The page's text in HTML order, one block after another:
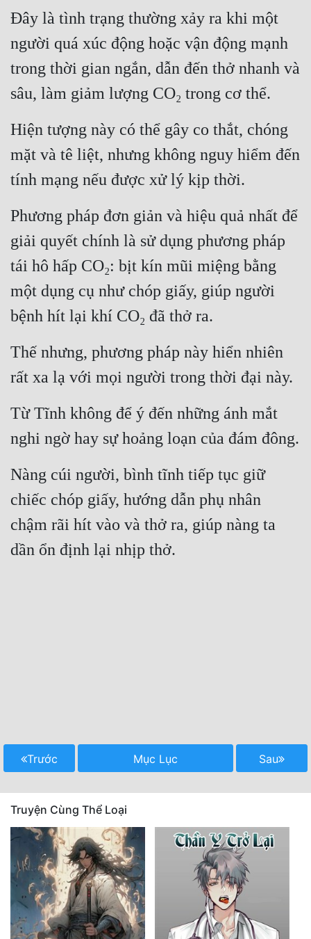
Đây là tình trạng thường xảy ra khi một
người quá xúc động hoặc vận động mạnh
trong thời gian ngắn, dẫn đến thở nhanh và
sâu, làm giảm lượng CO₂ trong cơ thể.
Hiện tượng này có thể gây co thắt, chóng
mặt và tê liệt, nhưng không nguy hiểm đến
tính mạng nếu được xử lý kịp thời.
Phương pháp đơn giản và hiệu quả nhất để
giải quyết chính là sử dụng phương pháp
tái hô hấp CO₂: bịt kín mũi miệng bằng
một dụng cụ như chóp giấy, giúp người
bệnh hít lại khí CO₂ đã thở ra.
Thế nhưng, phương pháp này hiển nhiên
rất xa lạ với mọi người trong thời đại này.
Từ Tĩnh không để ý đến những ánh mắt
nghi ngờ hay sự hoảng loạn của đám đông.
Nàng cúi người, bình tĩnh tiếp tục giữ
chiếc chóp giấy, hướng dẫn phụ nhân
chậm rãi hít vào và thở ra, giúp nàng ta
dần ổn định lại nhịp thở.
Trước Mục Lục Sau
Truyện Cùng Thể Loại